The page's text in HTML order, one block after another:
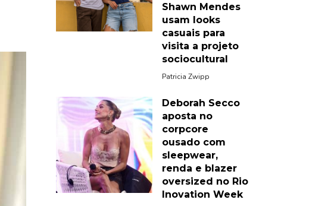
Shawn Mendes
usam looks
casuais para
visita a projeto
sociocultural
Patricia Zwipp
Deborah Secco
aposta no
corpcore
ousado com
sleepwear,
renda e blazer
oversized no Rio
Inovation Week